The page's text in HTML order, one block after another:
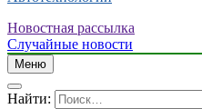
Новостная рассылка
Случайные новости
Меню
Найти: